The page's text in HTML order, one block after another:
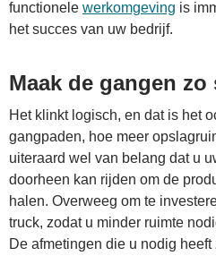
functionele werkomgeving is
het succes van uw bedrijf.
Maak de gangen
Het klinkt logisch, en dat is het
gangpaden, hoe meer
uiteraard wel van belang dat u
doorheen kan rijden om de
halen. Overweeg om te
truck, zodat u minder ruimte
De afmetingen die u nodig heeft